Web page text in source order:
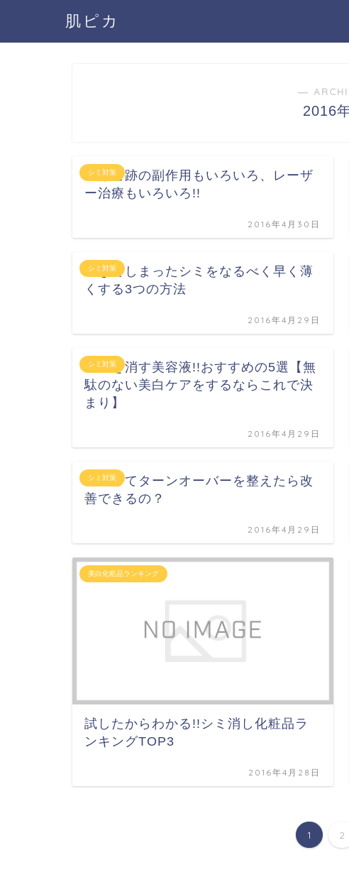
肌ピカ
―
2016
シミ対策
ニキビ跡の副作用もいろいろ、レーザ
ー治療もいろいろ!!
2016年4月30日
シミ対策
できてしまったシミをなるべく早く薄
くする3つの方法
2016年4月29日
シミ対策
シミを消す美容液!!おすすめの5選【無
駄のない美白ケアをするならこれで決
まり】
2016年4月29日
シミ対策
シミってターンオーバーを整えたら改
善できるの？
2016年4月29日
美白化粧品ランキング
試したからわかる!!シミ消し化粧品ラ
ンキングTOP3
2016年4月28日
1 2